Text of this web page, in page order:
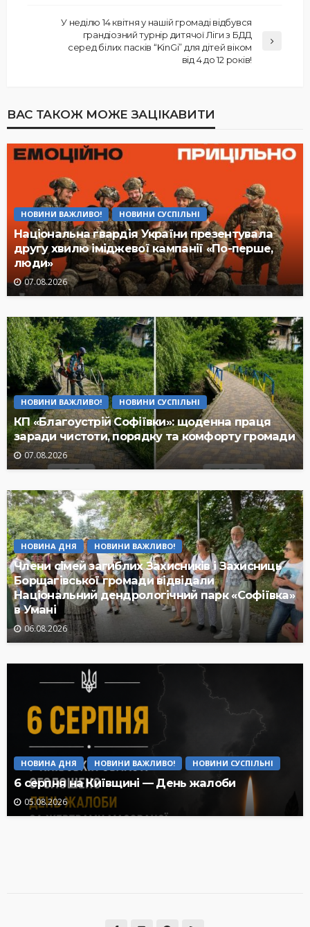
У неділю 14 квітня у нашій громаді відбувся
грандіозний турнір дитячої Ліги з БДД
серед білих пасків “KinGi” для дітей віком
від 4 до 12 років!
ВАС ТАКОЖ МОЖЕ ЗАЦІКАВИТИ
НОВИНИ ВАЖЛИВО! НОВИНИ СУСПІЛЬНІ
Національна гвардія України презентувала
другу хвилю іміджевої кампанії «По-перше,
люди»
07.08.2026
НОВИНИ ВАЖЛИВО! НОВИНИ СУСПІЛЬНІ
КП «Благоустрій Софіївки»: щоденна праця
заради чистоти, порядку та комфорту громади
07.08.2026
НОВИНА ДНЯ НОВИНИ ВАЖЛИВО!
Члени сімей загиблих Захисників і Захисниць
Борщагівської громади відвідали
Національний дендрологічний парк «Софіївка»
в Умані
06.08.2026
НОВИНА ДНЯ НОВИНИ ВАЖЛИВО! НОВИНИ СУСПІЛЬНІ
6 серпня на Київщині — День жалоби
05.08.2026